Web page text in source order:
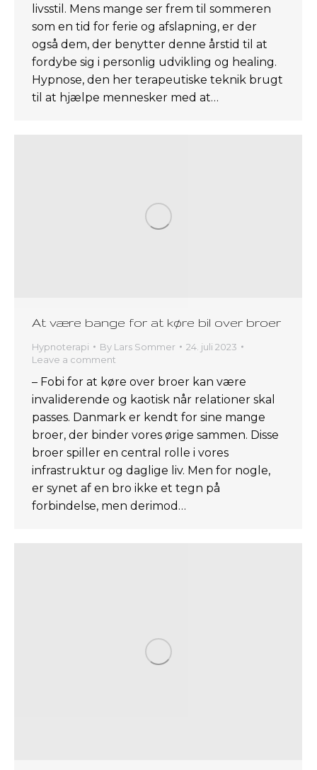
livsstil. Mens mange ser frem til sommeren
som en tid for ferie og afslapning, er der
også dem, der benytter denne årstid til at
fordybe sig i personlig udvikling og healing.
Hypnose, den her terapeutiske teknik brugt
til at hjælpe mennesker med at…
At være bange for at køre bil over broer
Hypnoterapi By Lars Sommer
24. juli 2023
Leave a comment
– Fobi for at køre over broer kan være
invaliderende og kaotisk når relationer skal
passes. Danmark er kendt for sine mange
broer, der binder vores ørige sammen. Disse
broer spiller en central rolle i vores
infrastruktur og daglige liv. Men for nogle,
er synet af en bro ikke et tegn på
forbindelse, men derimod…